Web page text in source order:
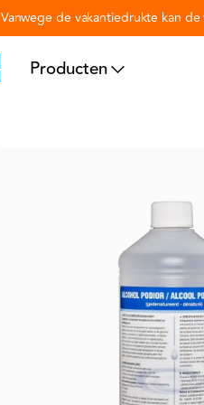
Vanwege de vakantiedrukte kan
Producten